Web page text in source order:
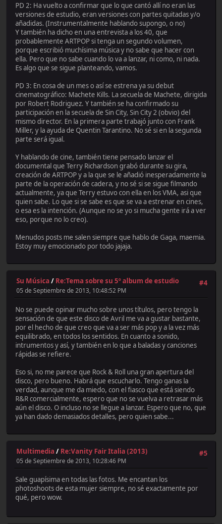
PD 2: Ha vuelto a confirmar que lo que cantó allí no eran las
versiones de estudio, eran versiones con partes quitadas y/o
añadidas. (Instrumentalmente hablando supongo, o no)
Y también ha dicho en una entrevista a los 40, que
probablemente ARTPOP si tenga un segundo volumen,
porque escribió muchísima música y no sabe que hacer con
ella. Pero que no sabe cuando lo va a lanzar, ni como, ni nada.
Es algo que se sigue planteando, vamos.
PD 3: En cosa de un mes o así se estrena ya su debut
cinematográfico: Machete Kills. La secuela de Machete, dirigida
por Robert Rodriguez. Y también se ha confirmado su
participación en la secuela de Sin City, Sin City 2 (obvio) del
mismo director. En la primera parte trabajó junto con Frank
Miller, y la ayuda de Quentin Tarantino. No sé si en la segunda
parte será igual.
Y hablando de cine, también tiene pensado lanzar el
documental que Terry Richardson grabó durante su gira,
creación de ARTPOP y a la que se le añadió inesperadamente la
parte de la operación de cadera, y no sé si se sigue filmando
actualmente, ya que Terry estuvo con ella en los VMA, asi que
quien sabe. Lo que si se sabe es que se va a estrenar en cines,
o esa es la intención. (Aunque no se yo si mucha gente irá a ver
eso, porque no lo creo).
Menudos posts me salen siempre que hablo de Gaga, maemia.
Estoy muy emocionado por todo jajaja.
#4
Su Música / Re:Tema sobre su 5º album de estudio
05 de Septiembre de 2013, 10:48:52 PM
No se puede opinar mucho sobre unos títulos, pero tengo la
sensación de que este disco de Avril me va a gustar bastante,
por el hecho de que creo que va a ser más pop y a la vez más
equilibrado, en todos los sentidos. En cuanto a sonido,
intrumentos y así, y también en lo que a baladas y canciones
rápidas se refiere.
Eso si, no me parece que Rock & Roll una gran apertura del
disco, pero bueno. Habrá que escucharlo. Tengo ganas la
verdad, aunque me da miedo, con el fiasco que está siendo
R&R comercialmente, espero que no se vuelva a retrasar más
aún el disco. O incluso no se llegue a lanzar. Espero que no, que
ya han dado demasiados detalles, pero quien sabe...
#5
Multimedia / Re:Vanity Fair Italia (2013)
05 de Septiembre de 2013, 10:28:46 PM
Sale guapísima en todas las fotos. Me encantan los
photoshoots de esta mujer siempre, no sé exactamente por
qué, pero wow.